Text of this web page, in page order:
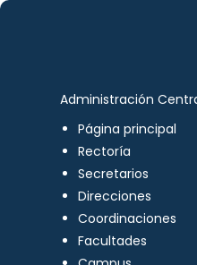
Administración
Página principal
Rectoría
Secretarios
Direcciones
Coordinaciones
Facultades